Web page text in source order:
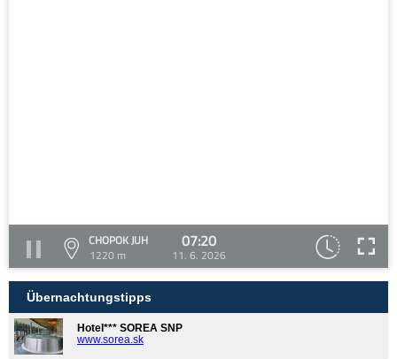
CHOPOK JUH
1220 m
07:20
11. 6. 2026
Übernachtungstipps
Hotel*** SOREA SNP
www.sorea.sk